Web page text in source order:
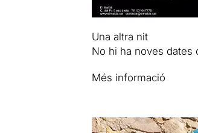
Una altra nit
No hi ha noves dates
Més informació